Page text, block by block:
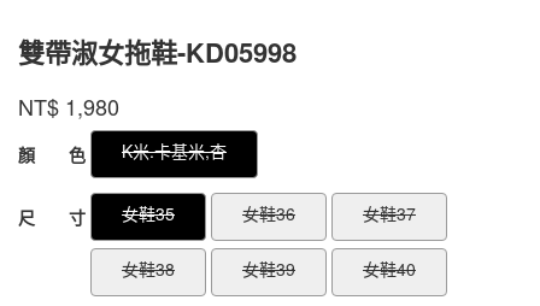
雙帶淑女拖鞋-KD05998
商品代號 KD05998350
KD05998350
品牌 M&G
NT$ 1,980
GOODS000000000000000499786
顏 色 K米.卡基米,杏
尺 寸 女鞋35 女鞋36 女鞋37
女鞋38 女鞋39 女鞋40